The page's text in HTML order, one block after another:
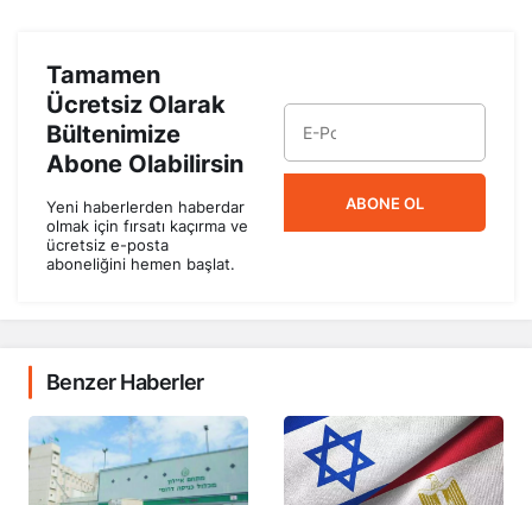
Tamamen
Ücretsiz Olarak
Bültenimize
Abone Olabilirsin
Yeni haberlerden haberdar
olmak için fırsatı kaçırma ve
ücretsiz e-posta
aboneliğini hemen başlat.
ABONE OL
Benzer Haberler